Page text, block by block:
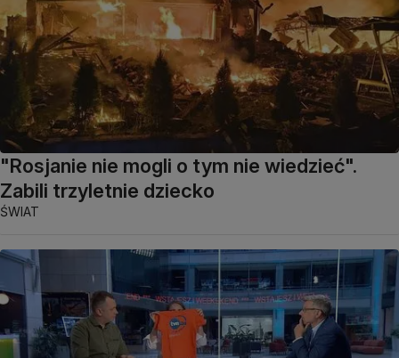
"Rosjanie nie mogli o tym nie wiedzieć".
Zabili trzyletnie dziecko
ŚWIAT